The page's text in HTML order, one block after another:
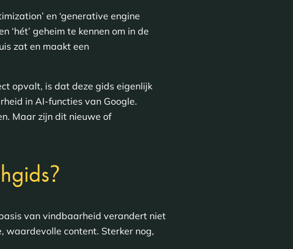
en ‘generative engine
‘hét’ geheim te kennen om in de
zat en maakt een
opvalt, is dat deze gids eigenlijk
in AI-functies van Google.
Maar zijn dit nieuwe of
?
van vindbaarheid verandert niet
waardevolle content. Sterker nog,